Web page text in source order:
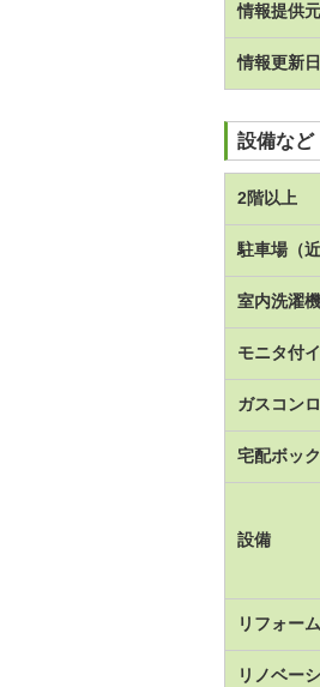
情報提供元
情報更新日
設備など
2階以上
駐車場（近
室内洗濯
モニタ付
ガスコン
宅配ボッ
設備
リフォー
リノベー